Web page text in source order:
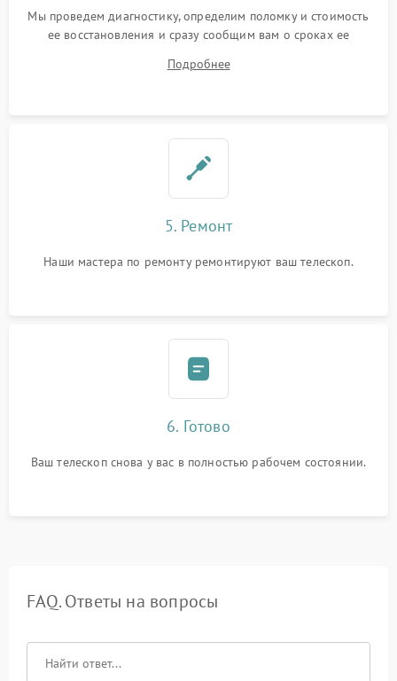
Мы проведем диагностику, определим поломку и стоимость
ее восстановления и сразу сообщим вам о сроках ее
Подробнее
5. Ремонт
Наши мастера по ремонту ремонтируют ваш телескоп.
6. Готово
Ваш телескоп снова у вас в полностью рабочем состоянии.
FAQ. Ответы на вопросы